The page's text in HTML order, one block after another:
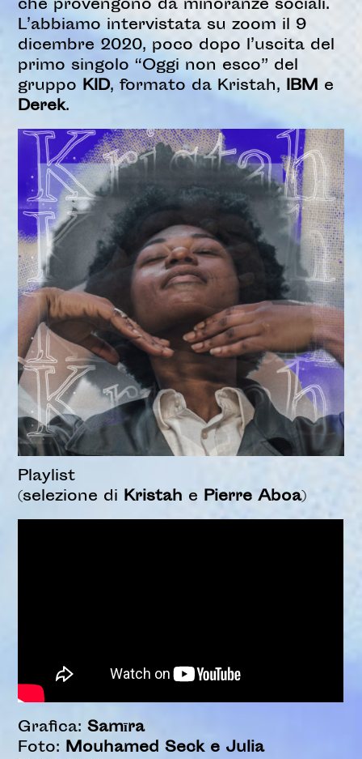
che provengono da minoranze sociali.
L’abbiamo intervistata su zoom il 9
dicembre 2020, poco dopo l’uscita del
primo singolo “Oggi non esco” del
gruppo KID, formato da Kristah, IBM e
Derek.
Playlist
(selezione di Kristah e Pierre Aboa)
Grafica:Samīra
Foto: Mouhamed Secke Julia